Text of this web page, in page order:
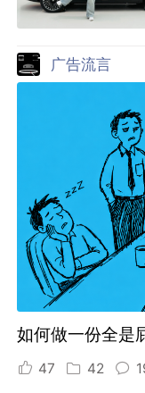
广告流言
如何做一份全是
47 42